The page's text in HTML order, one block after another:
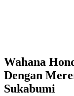
Wahana
Dengan
Sukabumi